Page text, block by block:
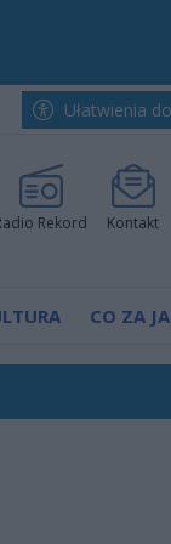
Ułatwienia
Rekord Kontakt
CO ZA
w
pokazali klasę
nową